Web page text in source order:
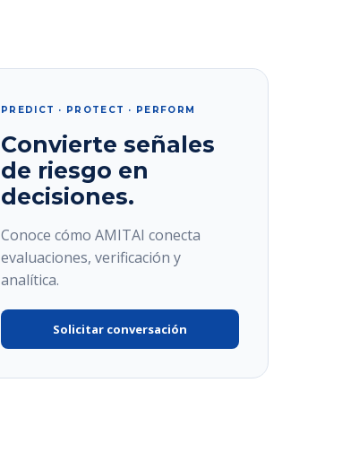
PREDICT · PROTECT · PERFORM
Convierte señales
de riesgo en
decisiones.
Conoce cómo AMITAI conecta
evaluaciones, verificación y
analítica.
Solicitar conversación